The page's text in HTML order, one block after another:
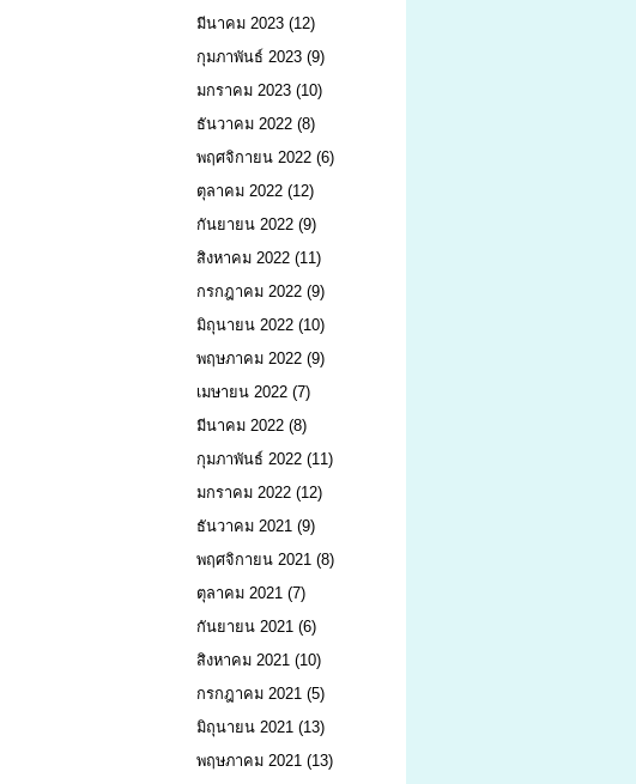
มีนาคม 2023 (12)
กุมภาพันธ์ 2023 (9)
มกราคม 2023 (10)
ธันวาคม 2022 (8)
พฤศจิกายน 2022 (6)
ตุลาคม 2022 (12)
กันยายน 2022 (9)
สิงหาคม 2022 (11)
กรกฎาคม 2022 (9)
มิถุนายน 2022 (10)
พฤษภาคม 2022 (9)
เมษายน 2022 (7)
มีนาคม 2022 (8)
กุมภาพันธ์ 2022 (11)
มกราคม 2022 (12)
ธันวาคม 2021 (9)
พฤศจิกายน 2021 (8)
ตุลาคม 2021 (7)
กันยายน 2021 (6)
สิงหาคม 2021 (10)
กรกฎาคม 2021 (5)
มิถุนายน 2021 (13)
พฤษภาคม 2021 (13)